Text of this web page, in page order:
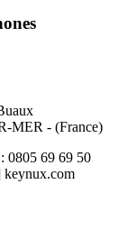
MER - (France)
: 0805 69 69 50
keynux.com